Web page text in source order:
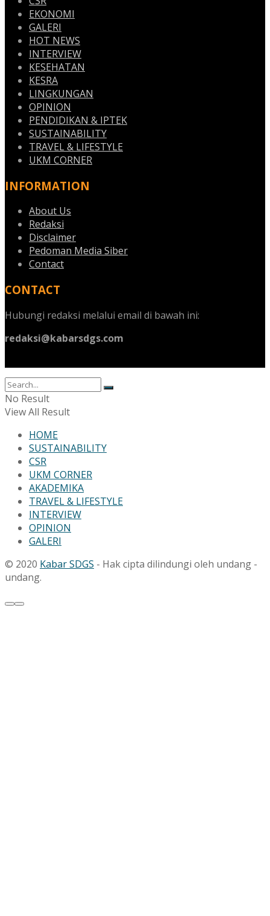
EKONOMI
GALERI
HOT NEWS
INTERVIEW
KESEHATAN
KESRA
LINGKUNGAN
OPINION
PENDIDIKAN & IPTEK
SUSTAINABILITY
TRAVEL & LIFESTYLE
UKM CORNER
INFORMATION
About Us
Redaksi
Disclaimer
Pedoman Media Siber
Contact
CONTACT
Hubungi redaksi melalui email di bawah ini:
redaksi@kabarsdgs.com
No Result
View All Result
HOME
SUSTAINABILITY
CSR
UKM CORNER
AKADEMIKA
TRAVEL & LIFESTYLE
INTERVIEW
OPINION
GALERI
© 2020 Kabar SDGS - Hak cipta dilindungi oleh undang -
undang.